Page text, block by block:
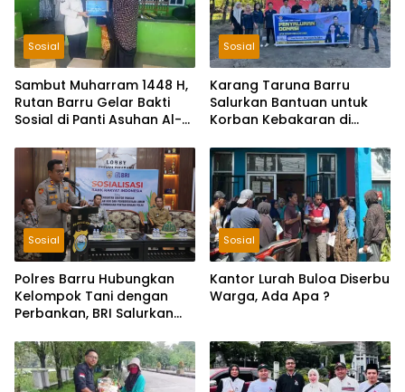
Sosial
Sambut Muharram 1448 H,
Rutan Barru Gelar Bakti
Sosial di Panti Asuhan Al-
Sosial
Karang Taruna Barru
Salurkan Bantuan untuk
Korban Kebakaran di
Rp2 Juta
Sosial
Polres Barru Hubungkan
Kelompok Tani dengan
Perbankan, BRI Salurkan
Sosial
Kantor Lurah Buloa Diserbu
Warga, Ada Apa ?